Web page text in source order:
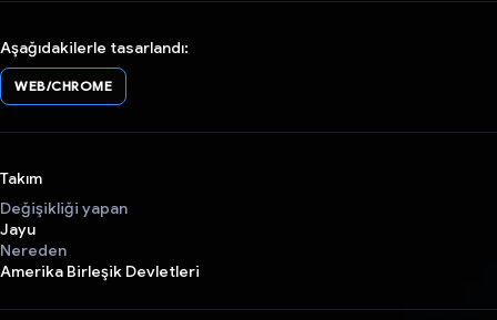
Aşağıdakilerle tasarlandı:
WEB/CHROME
Takım
Değişikliği yapan
Jayu
Nereden
Amerika Birleşik Devletleri